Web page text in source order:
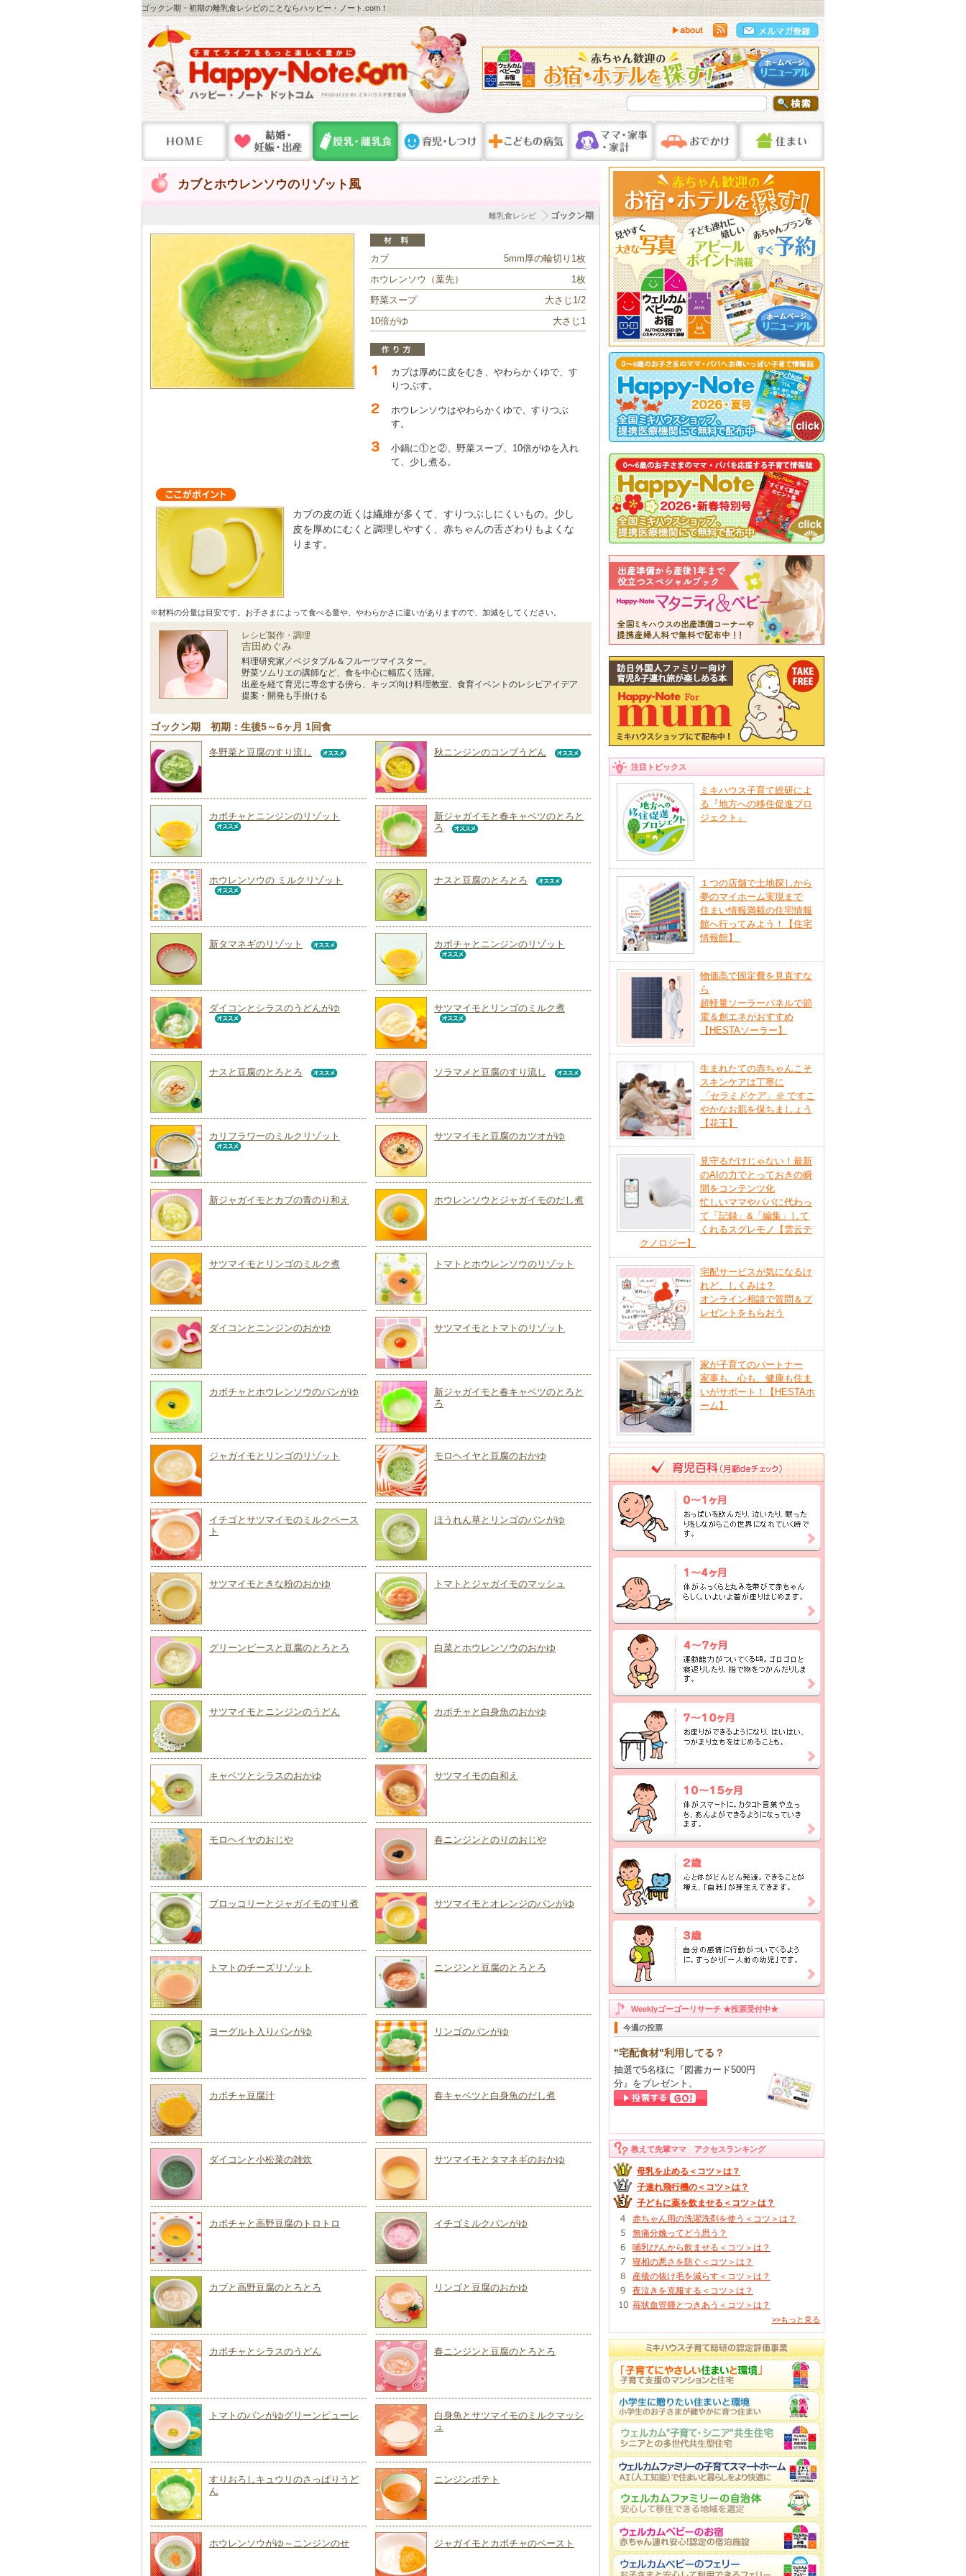
ゴックン期・初期の離乳食レシピのことならハッピー・ノート.com！
カブとホウレンソウのリゾット風
ゴックン期
離乳食レシピ
カブ
5mm厚の輪切り1枚
ホウレンソウ（葉先）
1枚
野菜スープ
大さじ1/2
10倍がゆ
大さじ1
カブは厚めに皮をむき、やわらかくゆで、す
りつぶす。
ホウレンソウはやわらかくゆで、すりつぶ
す。
小鍋に①と②、野菜スープ、10倍がゆを入れ
て、少し煮る。
カブの皮の近くは繊維が多くて、すりつぶしにくいもの。少し
皮を厚めにむくと調理しやすく、赤ちゃんの舌ざわりもよくな
ります。
※材料の分量は目安です。お子さまによって食べる量や、やわらかさに違いがありますので、加減をしてください。
レシピ製作・調理
吉田めぐみ
料理研究家／ベジタブル＆フルーツマイスター。
野菜ソムリエの講師など、食を中心に幅広く活躍。
出産を経て育児に専念する傍ら、キッズ向け料理教室、食育イベントのレシピアイデア
提案・開発も手掛ける
ゴックン期 初期：生後5～6ヶ月 1回食
冬野菜と豆腐のすり流し 秋ニンジンのコンブうどん
カボチャとニンジンのリゾット
新ジャガイモと春キャベツのとろと
ろ
ホウレンソウの ミルクリゾット ナスと豆腐のとろとろ
新タマネギのリゾット カボチャとニンジンのリゾット
ダイコンとシラスのうどんがゆ サツマイモとリンゴのミルク煮
ナスと豆腐のとろとろ ソラマメと豆腐のすり流し
カリフラワーのミルクリゾット サツマイモと豆腐のカツオがゆ
新ジャガイモとカブの青のり和え ホウレンソウとジャガイモのだし煮
サツマイモとリンゴのミルク煮 トマトとホウレンソウのリゾット
ダイコンとニンジンのおかゆ サツマイモとトマトのリゾット
カボチャとホウレンソウのパンがゆ
新ジャガイモと春キャベツのとろと
ろ
ジャガイモとリンゴのリゾット モロヘイヤと豆腐のおかゆ
イチゴとサツマイモのミルクペース
ト
ほうれん草とリンゴのパンがゆ
サツマイモときな粉のおかゆ トマトとジャガイモのマッシュ
グリーンピースと豆腐のとろとろ 白菜とホウレンソウのおかゆ
サツマイモとニンジンのうどん カボチャと白身魚のおかゆ
キャベツとシラスのおかゆ サツマイモの白和え
モロヘイヤのおじや 春ニンジンとのりのおじや
ブロッコリーとジャガイモのすり煮 サツマイモとオレンジのパンがゆ
トマトのチーズリゾット ニンジンと豆腐のとろとろ
ヨーグルト入りパンがゆ リンゴのパンがゆ
カボチャ豆腐汁 春キャベツと白身魚のだし煮
ダイコンと小松菜の雑炊 サツマイモとタマネギのおかゆ
カボチャと高野豆腐のトロトロ イチゴミルクパンがゆ
カブと高野豆腐のとろとろ リンゴと豆腐のおかゆ
カボチャとシラスのうどん 春ニンジンと豆腐のとろとろ
トマトのパンがゆグリーンピューレ
白身魚とサツマイモのミルクマッシ
ュ
すりおろしキュウリのさっぱりうど
ん
ニンジンポテト
ホウレンソウがゆ～ニンジンのせ ジャガイモとカボチャのペースト
注目トピックス
ミキハウス子育て総研によ
る『地方への移住促進プロ
ジェクト』
１つの店舗で土地探しから
夢のマイホーム実現まで
住まい情報満載の住宅情報
館へ行ってみよう！【住宅
情報館】
物価高で固定費を見直すな
ら
超軽量ソーラーパネルで節
電＆創エネがおすすめ
【HESTAソーラー】
生まれたての赤ちゃんこそ
スキンケアは丁寧に
「セラミドケア」 ※ ですこ
やかなお肌を保ちましょう
【花王】
見守るだけじゃない！最新
のAIの力でとっておきの瞬
間をコンテンツ化
忙しいママやパパに代わっ
て「記録」&「編集」して
くれるスグレモノ【雲云テ
クノロジー】
宅配サービスが気になるけ
れど、しくみは？
オンライン相談で質問＆プ
レゼントをもらおう
家が子育てのパートナー
家事も、心も、健康も住ま
いがサポート！【HESTAホ
ーム】
Weeklyゴーゴーリサーチ ★投票受付中★
今週の投票
"宅配食材"利用してる？
抽選で5名様に『図書カード500円
分』をプレゼント。
教えて先輩ママ アクセスランキング
母乳を止める＜コツ＞は？
子連れ飛行機の＜コツ＞は？
子どもに薬を飲ませる＜コツ＞は？
赤ちゃん用の洗濯洗剤を使う＜コツ＞は？
無痛分娩ってどう思う？
哺乳びんから飲ませる＜コツ＞は？
寝相の悪さを防ぐ＜コツ＞は？
産後の抜け毛を減らす＜コツ＞は？
夜泣きを克服する＜コツ＞は？
苺状血管腫とつきあう＜コツ＞は？
>>もっと見る